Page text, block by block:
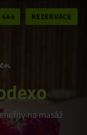
REZERVACE
na masáž